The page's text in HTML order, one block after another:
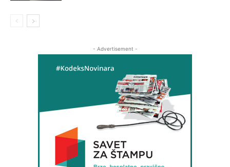
- Advertisement -